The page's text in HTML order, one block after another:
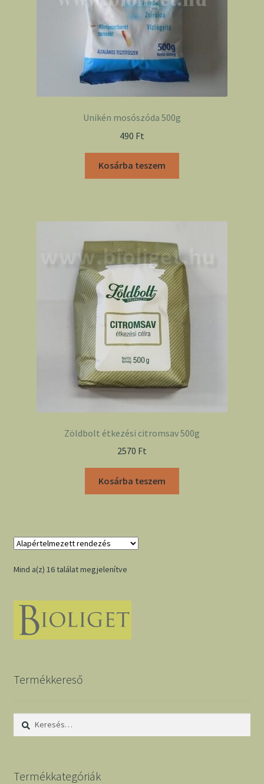
Unikén mosószóda 500g
490 Ft
Kosárba teszem
Zöldbolt étkezési citromsav 500g
2570 Ft
Kosárba teszem
Mind a(z) 16 találat megjelenítve
Termékkereső
Keresés:
Termékkategóriák